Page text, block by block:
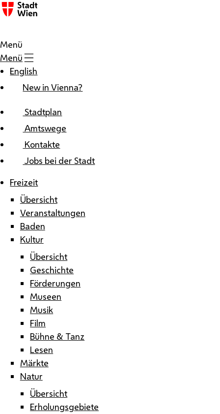
Zum Inhalt
Menü
Menü
English
New in Vienna?
Stadtplan
Amtswege
Kontakte
Jobs bei der Stadt
Freizeit
Übersicht
Veranstaltungen
Baden
Kultur
Übersicht
Geschichte
Förderungen
Museen
Musik
Film
Bühne & Tanz
Lesen
Märkte
Natur
Übersicht
Erholungsgebiete